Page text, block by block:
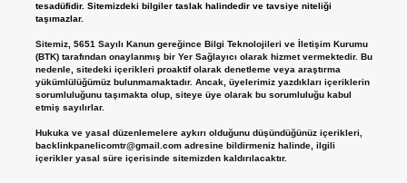
tesadüfidir. Sitemizdeki bilgiler taslak halindedir ve tavsiye niteliği
taşımazlar.
Sitemiz, 5651 Sayılı Kanun gereğince Bilgi Teknolojileri ve İletişim Kurumu
(BTK) tarafından onaylanmış bir Yer Sağlayıcı olarak hizmet vermektedir. Bu
nedenle, sitedeki içerikleri proaktif olarak denetleme veya araştırma
yükümlülüğümüz bulunmamaktadır. Ancak, üyelerimiz yazdıkları içeriklerin
sorumluluğunu taşımakta olup, siteye üye olarak bu sorumluluğu kabul
etmiş sayılırlar.
Hukuka ve yasal düzenlemelere aykırı olduğunu düşündüğünüz içerikleri,
backlinkpanelicomtr@gmail.comadresine bildirmeniz halinde, ilgili
içerikler yasal süre içerisinde sitemizden kaldırılacaktır.